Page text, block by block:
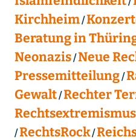
Kirchheim
Beratung in
Neonazis Neue
Pressemitteilung
Gewalt Rechter
Rechtsextremismus
RechtsRock